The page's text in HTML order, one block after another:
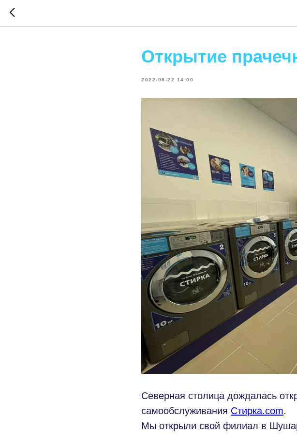
Открытие
2022-08-22 14:00
Северная столица дождалась
самообслуживания Стирка.com.
Мы открыли свой филиал в